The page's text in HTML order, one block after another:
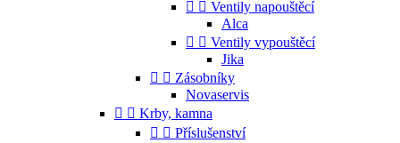
  Ventily napouštěcí
Alca
  Ventily vypouštěcí
Jika
  Zásobníky
Novaservis
  Krby, kamna
  Příslušenství